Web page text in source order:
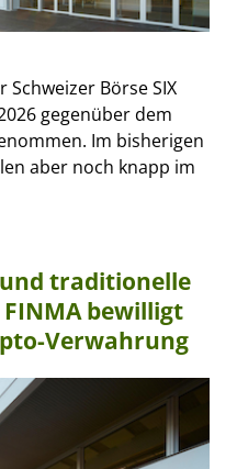
Börse SIX
gegenüber dem
Im bisherigen
aber noch knapp im
traditionelle
bewilligt
Verwahrung